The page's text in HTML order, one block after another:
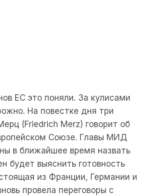
ЕС это поняли. За кулисами
На повестке дня три
(Friedrich Merz) говорит об
Союзе. Главы МИД
в ближайшее время назвать
будет выяснить готовность
из Франции, Германии и
провела переговоры с